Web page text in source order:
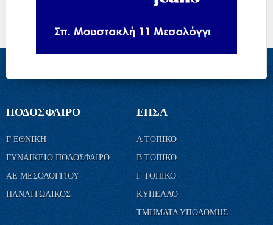
ΠΟΔΟΣΦΑΙΡΟ
Γ ΕΘΝΙΚΗ
ΓΥΝΑΙΚΕΙΟ ΠΟΔΟΣΦΑΙΡΟ
ΑΕ ΜΕΣΟΛΟΓΓΙΟΥ
ΠΑΝΑΙΤΩΛΙΚΟΣ
ΕΠΣΑ
Α ΤΟΠΙΚΟ
Β ΤΟΠΙΚΟ
Γ ΤΟΠΙΚΟ
ΚΥΠΕΛΛΟ
ΤΜΗΜΑΤΑ ΥΠΟΔΟΜΗΣ